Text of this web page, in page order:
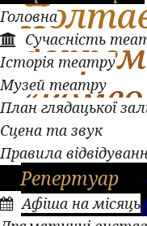
Головна
Сучасність
Історія театру
Музей театру
План глядацької
Сцена та звук
Правила
Репертуар
Афіша на місяць